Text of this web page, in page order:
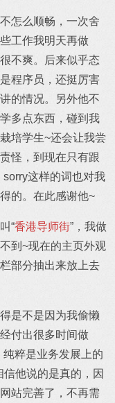
怎么顺畅，一次舍
工作我明天再做
不爽。后来似乎态
程序员，还挺厉害
的情况。另外他不
多点东西，碰到我
培学生~还会让我尝
怪，到现在只有跟
这样的词也对我
的。在此感谢他~
“香港导师街”，我做
到~现在的主页外观
部分抽出来放上去
是不是因为我偷懒
付出很多时间做
粹是业务发展上的
信他说的是真的，因
站完善了，不再需